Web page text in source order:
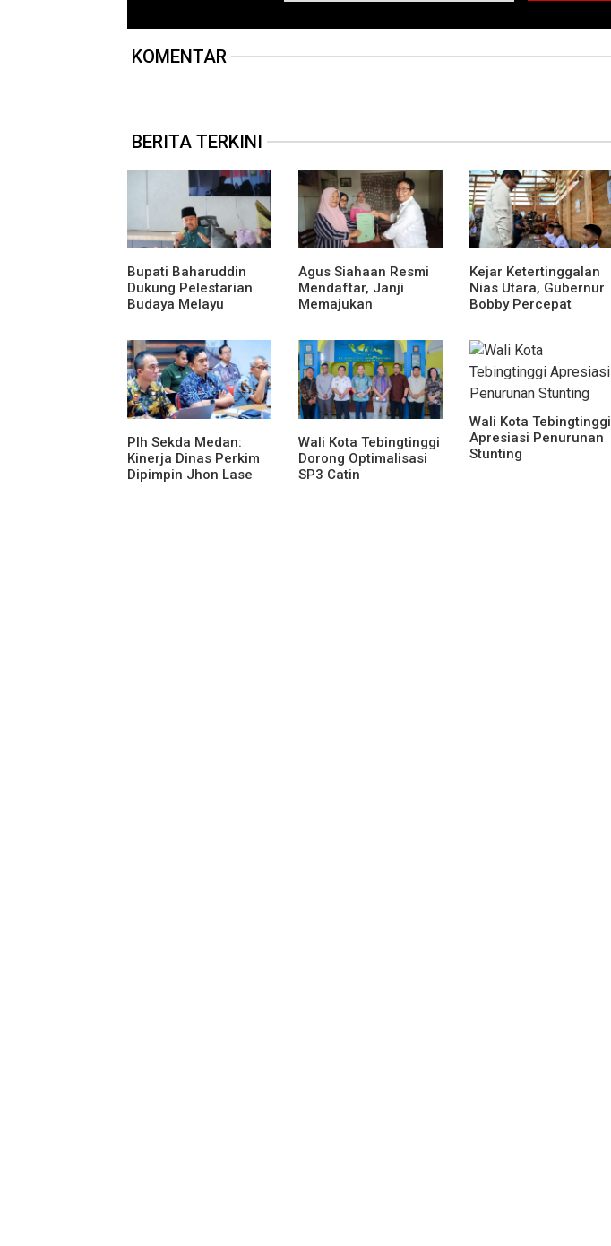
KOMENTAR
BERITA TERKINI
Bupati Baharuddin
Dukung Pelestarian
Budaya Melayu
Bertanjak Jilid 7
Agus Siahaan Resmi
Mendaftar, Janji
Memajukan
Karya Tulis Se-Sumut
Kejar Ketertinggalan
Nias Utara, Gubernur
Bobby Percepat
Gedung SMPN 4 Sitoli
Ori
Plh Sekda Medan:
Kinerja Dinas Perkim
Dipimpin Jhon Lase
Wali Kota Tebingtinggi
Dorong Optimalisasi
SP3 Catin
Wali Kota Tebingtinggi
Apresiasi Penurunan
Stunting